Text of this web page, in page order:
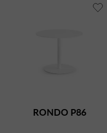
RONDO P86